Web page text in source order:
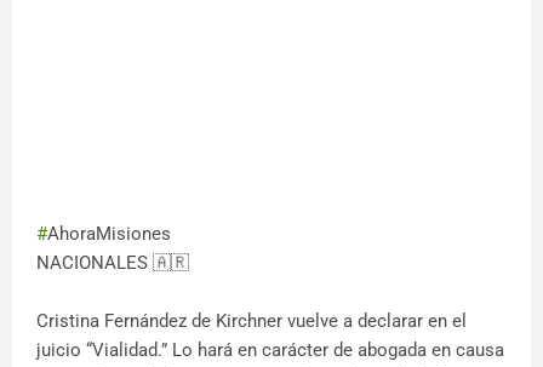
#AhoraMisiones
NACIONALES 🇦🇷
Cristina Fernández de Kirchner vuelve a declarar en el
juicio “Vialidad.” Lo hará en carácter de abogada en causa